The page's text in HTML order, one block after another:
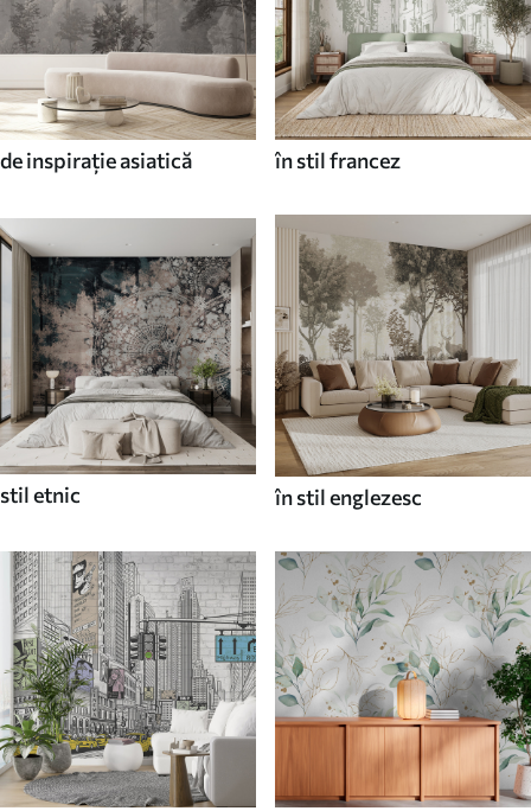
de inspirație asiatică în stil francez
stil etnic în stil englezesc